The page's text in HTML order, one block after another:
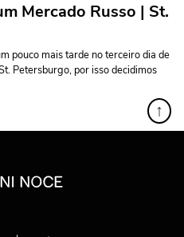
Mercado Russo | St.
pouco mais tarde no terceiro dia de
Petersburgo, por isso decidimos
↑